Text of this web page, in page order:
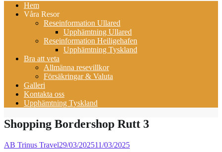
Hem
Våra Resor
Reseinformation Ullared
Upphämtning Ullared
Reseinformation Heiligehafen
Upphämtning Tyskland
Bra att veta
Allmänna resevillkor
Försäkringar & Valuta
Galleri
Kontakta oss
Upphämtning Tyskland
Shopping Bordershop Rutt 3
AB Trinus Travel29/03/202511/03/2025